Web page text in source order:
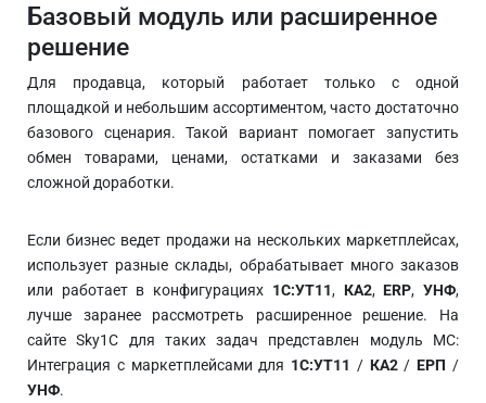
Базовый модуль или расширенное
решение
Для продавца, который работает только с одной
площадкой и небольшим ассортиментом, часто достаточно
базового сценария. Такой вариант помогает запустить
обмен товарами, ценами, остатками и заказами без
сложной доработки.
Если бизнес ведет продажи на нескольких маркетплейсах,
использует разные склады, обрабатывает много заказов
или работает в конфигурациях 1С:УТ11, КА2,ERP,УНФ,
лучше заранее рассмотреть расширенное решение. На
сайте Sky1C для таких задач представлен модуль МС:
Интеграция с маркетплейсами для 1С:УТ11 / КА2/ЕРП /
УНФ.